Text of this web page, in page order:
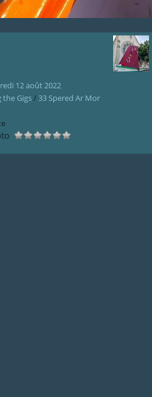
12 août 2022
the Gigs/ 33 Spered Ar Mor